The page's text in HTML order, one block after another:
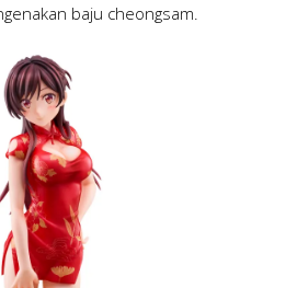
baju cheongsam.